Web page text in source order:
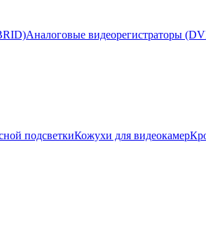
Аналоговые видеорегистраторы
подсветкиКожухи для видеокамер